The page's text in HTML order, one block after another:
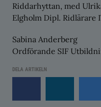
Riddarhyttan, med
Elgholm Dipl. Ridlärare
Sabina Anderberg
Ordförande SIF
DELA ARTIKELN